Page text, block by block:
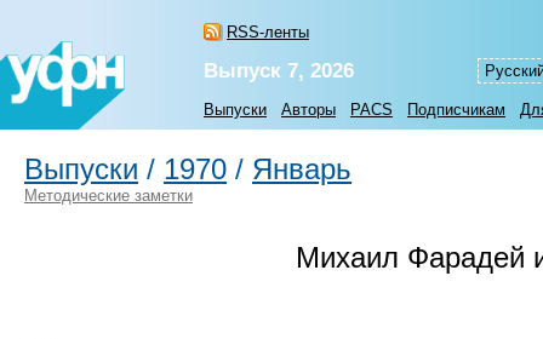
RSS-ленты
Выпуск 7, 2026
Выпуски Авторы PACS Подписчикам
Выпуски / 1970 / Январь
Методические заметки
Михаил Фарадей